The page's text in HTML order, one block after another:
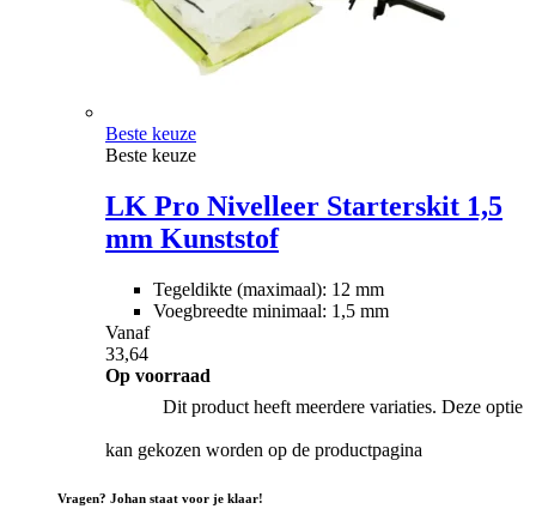
Beste keuze
Beste keuze
LK Pro Nivelleer Starterskit 1,5
mm Kunststof
Tegeldikte (maximaal): 12 mm
Voegbreedte minimaal: 1,5 mm
Vanaf
33,64
Op voorraad
Dit product heeft meerdere variaties. Deze optie
kan gekozen worden op de productpagina
Vragen? Johan staat voor je klaar!